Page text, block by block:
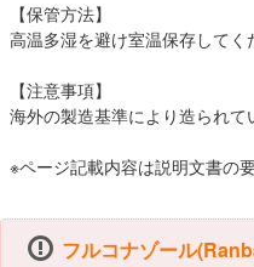
【保管方法】
高温多湿を避け室温保存してく
【注意事項】
海外の製造基準により造られて
※ページ記載内容は説明文書の
フルコナゾール